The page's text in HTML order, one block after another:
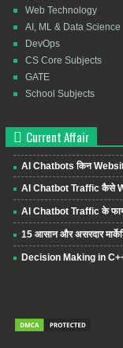
Web Technology
AI, ML & Data Science
DevOps
CS Core Subjects
GATE
School Subjects
Current Affair
AI Chatbots किन
AI Chatbot Traffic कैसे
AI Chatbot Traffic के
15 आसान और असरदार
Decision Making in C++